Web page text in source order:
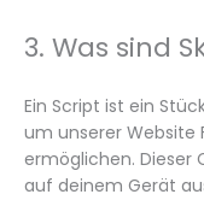
3. Was sind
Ein Script ist ein
um unserer Website
ermöglichen. Dieser
auf deinem Gerät